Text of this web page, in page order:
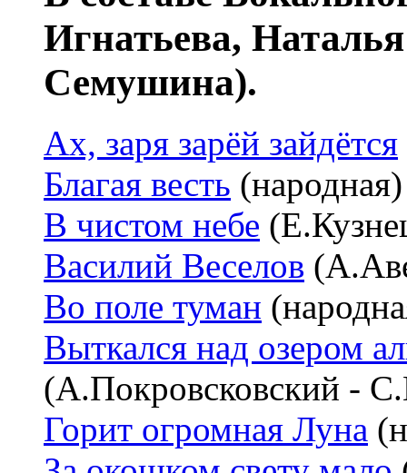
Игнатьева,
Семушина).
Ах, заря зарёй зайдётся
Благая весть (народная)
В чистом небе
Василий Веселов
Во поле туман
Выткался над озером
(А.Покровсковский -
Горит огромная Луна